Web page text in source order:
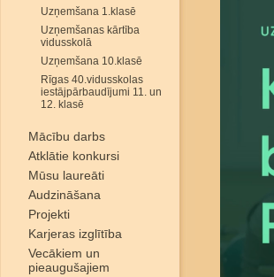
Uzņemšana 1.klasē
Uzņemšanas kārtība
vidusskolā
Uzņemšana 10.klasē
Rīgas 40.vidusskolas
iestājpārbaudījumi 11. un
12. klasē
Mācību darbs
Atklātie konkursi
Mūsu laureāti
Audzināšana
Projekti
Karjeras izglītība
Vecākiem un
pieaugušajiem